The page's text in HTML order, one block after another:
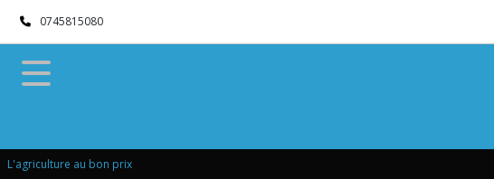
0745815080
L'agriculture au bon prix